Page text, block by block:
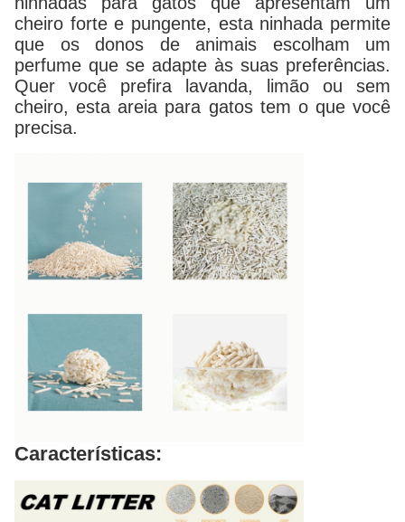
cheiro forte e pungente, esta ninhada permite
que os donos de animais escolham um
perfume que se adapte às suas preferências.
Quer você prefira lavanda, limão ou sem
cheiro, esta areia para gatos tem o que você
precisa.
Características: